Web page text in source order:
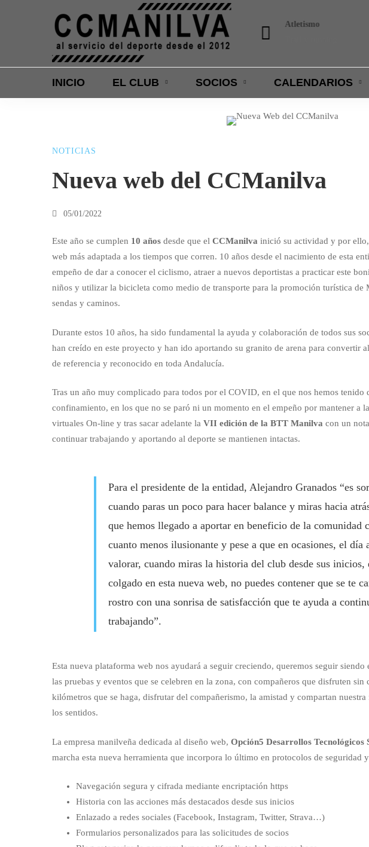
Ciclismo
Carretera y MTB
Atletismo
Trail y running
INICIO EL CLUB SOCIOS CALENDARIOS
web
del
CCManilva
NOTICIAS
Nueva web del CCManilva
05/01/2022
Este año se cumplen 10 años desde que el CCManilva inició su actividad y por
web más adaptada a los tiempos que corren. 10 años desde el nacimiento de esta
empeño de dar a conocer el ciclismo, atraer a nuevos deportistas a practicar este
niños y utilizar la bicicleta como medio de transporte para la promoción turística de
sendas y caminos.
Durante estos 10 años, ha sido fundamental la ayuda y colaboración de todos sus
han creído en este proyecto y han ido aportando su granito de arena para convertir
de referencia y reconocido en toda Andalucía.
Tras un año muy complicado para todos por el COVID, en el que nos hemos tenido
confinamiento, en los que no se paró ni un momento en el empeño por mantener a
virtuales On-line y tras sacar adelante la VII edición de la BTT Manilva con un
continuar trabajando y aportando al deporte se mantienen intactas.
Para el presidente de la entidad, Alejandro Granados “es
cuando paras un poco para hacer balance y miras hacia
que hemos llegado a aportar en beneficio de la comunidad
cuanto menos ilusionante y pese a que en ocasiones, el día
valorar, cuando miras la historia del club desde sus inicios,
colgado en esta nueva web, no puedes contener que se te
rostro con una sonrisa de satisfacción que te ayuda a
trabajando”.
Esta nueva plataforma web nos ayudará a seguir creciendo, queremos seguir
las pruebas y eventos que se celebren en la zona, con compañeros que disfruten
kilómetros que se haga, disfrutar del compañerismo, la amistad y compartan
los sentidos.
La empresa manilveña dedicada al diseño web, Opción5 Desarrollos Tecnológicos
marcha esta nueva herramienta que incorpora lo último en protocolos de seguridad
Navegación segura y cifrada mediante encriptación https
Historia con las acciones más destacados desde sus inicios
Enlazado a redes sociales (Facebook, Instagram, Twitter, Strava…)
Formularios personalizados para las solicitudes de socios